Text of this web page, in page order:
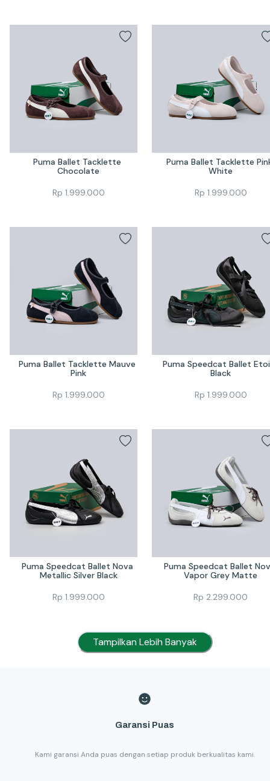
Puma Ballet Tacklette
Chocolate
Rp 1.999.000
Puma Ballet Tacklette
White
Rp 1.999.000
Puma Ballet Tacklette Mauve
Pink
Rp 1.999.000
Puma Speedcat Ballet
Black
Rp 1.999.000
Puma Speedcat Ballet Nova
Metallic Silver Black
Rp 1.999.000
Puma Speedcat Ballet
Vapor Grey Matte
Rp 2.299.000
Tampilkan Lebih Banyak
Garansi Puas
Kami garansi Anda puas dengan setiap produk berkualitas kami.